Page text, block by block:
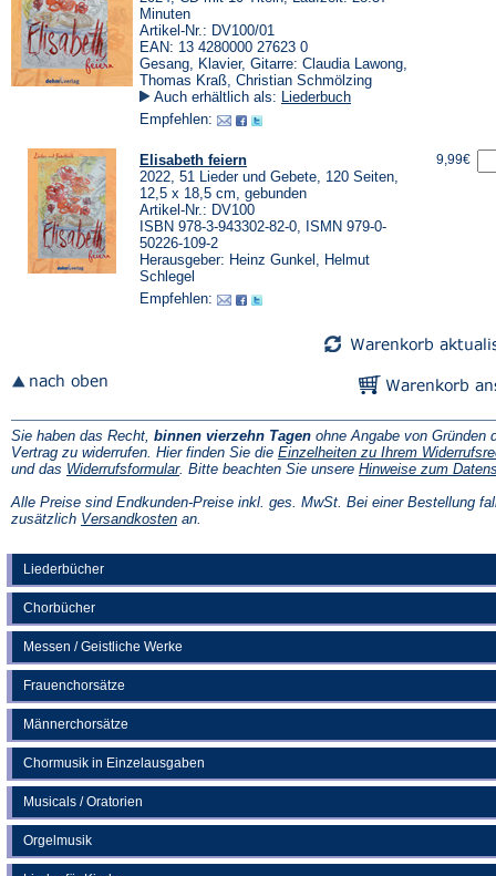
Liederbücher
Chorbücher
Messen / Geistliche Werke
Frauenchorsätze
Männerchorsätze
Chormusik in Einzelausgaben
Musicals / Oratorien
Orgelmusik
Minuten
Artikel-Nr.: DV100/01
EAN: 13 4280000 27623 0
Gesang, Klavier, Gitarre: Claudia Lawong,
Thomas Kraß, Christian Schmölzing
Auch erhältlich als: Liederbuch
Empfehlen:
Elisabeth feiern
2022, 51 Lieder und Gebete, 120 Seiten,
12,5 x 18,5 cm, gebunden
Artikel-Nr.: DV100
ISBN 978-3-943302-82-0, ISMN 979-0-
50226-109-2
Herausgeber: Heinz Gunkel, Helmut
Schlegel
Empfehlen:
9,99€
Sie haben das Recht, binnen vierzehn Tagen ohne Angabe von Gründen
Vertrag zu widerrufen. Hier finden Sie die Einzelheiten zu Ihrem
und das Widerrufsformular(Öffnet
einem
neuen
. Bitte beachten Sie unsere Hinweise zum
Alle Preise sind Endkunden-Preise inkl. ges. MwSt. Bei einer Bestellung
zusätzlich Versandkosten(Öffnet
an.